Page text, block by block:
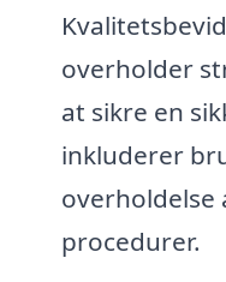
overholder
at sikre en
inkluderer
overholdelse
procedurer.